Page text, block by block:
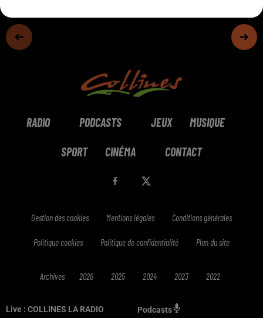
Live : COLLINES LA RADIO Podcasts
RADIO PODCASTS JEUX MUSIQUE
SPORT CINÉMA CONTACT
Gestion des cookies Mentions légales Conditions générales
Politique cookies Politique de confidentialité Plan du site
Archives 2026 2025 2024 2023 2022